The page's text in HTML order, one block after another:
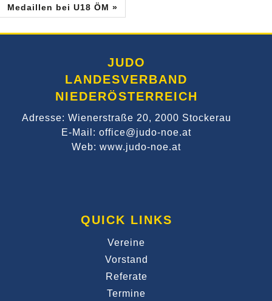
Medaillen bei U18 ÖM »
JUDO
LANDESVERBAND
NIEDERÖSTERREICH
Adresse: Wienerstraße 20, 2000 Stockerau
E-Mail: office@judo-noe.at
Web: www.judo-noe.at
QUICK LINKS
Vereine
Vorstand
Referate
Termine